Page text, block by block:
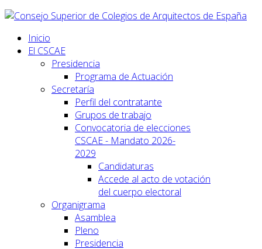
Inicio
El CSCAE
Presidencia
Programa de Actuación
Secretaría
Perfil del contratante
Grupos de trabajo
Convocatoria de elecciones
CSCAE - Mandato 2026-
2029
Candidaturas
Accede al acto de votación
del cuerpo electoral
Organigrama
Asamblea
Pleno
Presidencia